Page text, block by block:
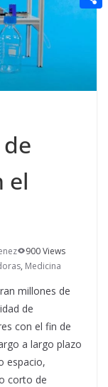
el
900 Views
, Medicina
millones de
de
con el fin de
a largo plazo
espacio,
corto de
n
g
s
a
eC
p